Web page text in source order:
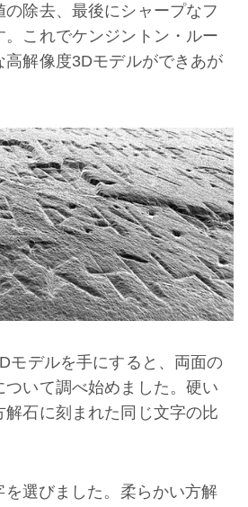
除去、最後にシャープなフ
。これでケンジントン・ルー
高解像度3Dモデルができあが
モデルを手にすると、両面の
いて調べ始めました。硬い
石に刻まれた同じ文字の比
選びました。柔らかい方解